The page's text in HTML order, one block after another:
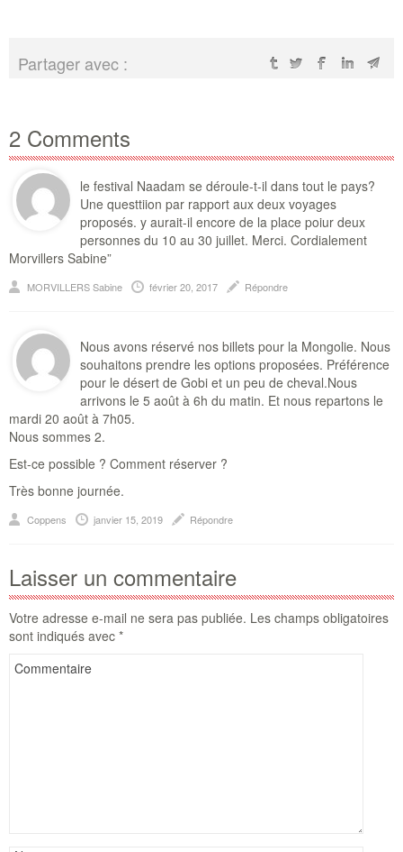
Partager avec :
2 Comments
le festival Naadam se déroule-t-il dans tout le pays?
Une questtiion par rapport aux deux voyages
proposés. y aurait-il encore de la place poiur deux
personnes du 10 au 30 juillet. Merci. Cordialement
Morvillers Sabine”
MORVILLERS Sabine février 20, 2017 Répondre
Nous avons réservé nos billets pour la Mongolie. Nous
souhaitons prendre les options proposées. Préférence
pour le désert de Gobi et un peu de cheval.Nous
arrivons le 5 août à 6h du matin. Et nous repartons le
mardi 20 août à 7h05.
Nous sommes 2.
Est-ce possible ? Comment réserver ?
Très bonne journée.
Coppens janvier 15, 2019 Répondre
Laisser un commentaire
Votre adresse e-mail ne sera pas publiée. Les champs obligatoires
sont indiqués avec *